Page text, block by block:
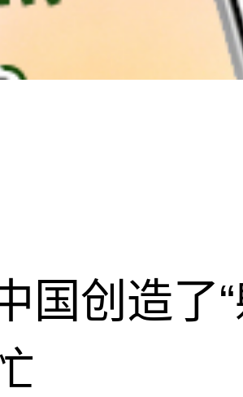
国创造了“